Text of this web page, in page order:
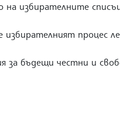
на избирателните
процес
за бъдещи честни и